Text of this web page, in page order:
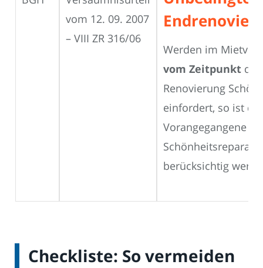
vom 12. 09. 2007
– VIII ZR 316/06
Werden im
vom Zeitpunkt
Renovierung
einfordert, so ist
Vorangegangene
berücksichtig
Checkliste: So vermeiden